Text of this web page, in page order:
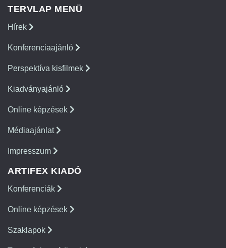
TERVLAP MENÜ
Hírek
Konferenciaajánló
Perspektíva kisfilmek
Kiadványajánló
Online képzések
Médiaajánlat
Impresszum
ARTIFEX KIADÓ
Konferenciák
Online képzések
Szaklapok